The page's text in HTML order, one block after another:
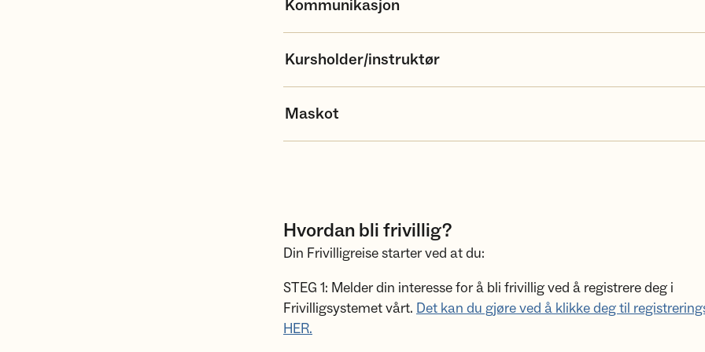
Kommunikasjon
Kursholder/instruktør
Maskot
Hvordan bli frivillig?
Din Frivilligreise starter ved at du:
STEG 1: Melder din interesse for å bli frivillig ved å registrere deg i
Frivilligsystemet vårt. Det kan du gjøre ved å klikke deg til
HER.